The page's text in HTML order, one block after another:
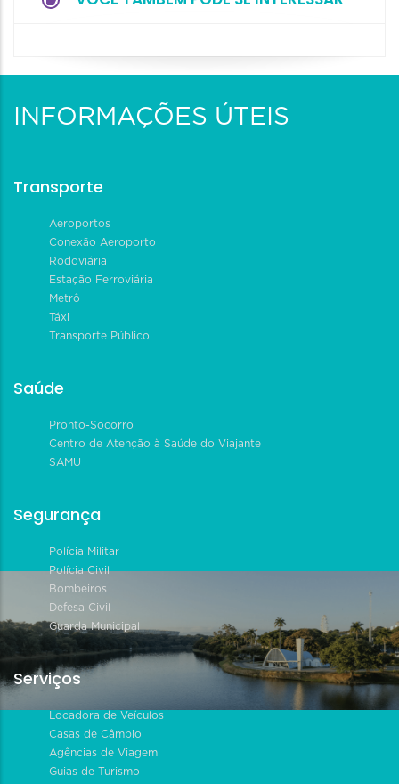
INFORMAÇÕES ÚTEIS
Transporte
Aeroportos
Conexão Aeroporto
Rodoviária
Estação Ferroviária
Metrô
Táxi
Transporte Público
Saúde
Pronto-Socorro
Centro de Atenção à Saúde do Viajante
SAMU
Segurança
Polícia Militar
Polícia Civil
Bombeiros
Defesa Civil
Guarda Municipal
Serviços
Locadora de Veículos
Casas de Câmbio
Agências de Viagem
Guias de Turismo